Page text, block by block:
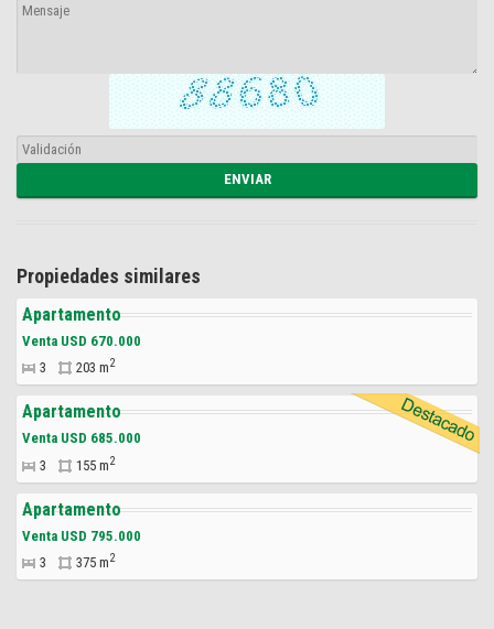
Propiedades similares
Apartamento
Venta USD 670.000
3
203 m2
Apartamento
Venta USD 685.000
3
155 m2
Apartamento
Venta USD 795.000
3
375 m2